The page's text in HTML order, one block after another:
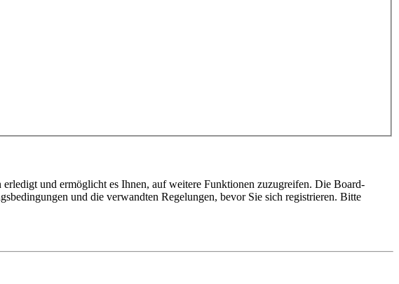
und ermöglicht es Ihnen, auf weitere Funktionen zuzugreifen. Die Board-
und die verwandten Regelungen, bevor Sie sich registrieren. Bitte